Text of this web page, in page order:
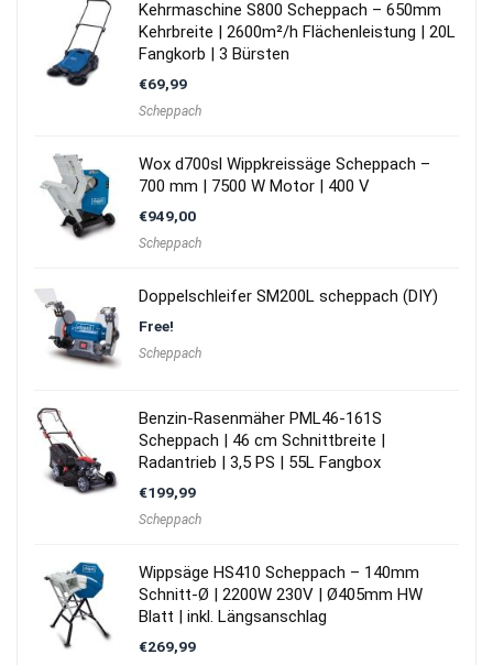
Kehrmaschine S800 Scheppach – 650mm
Kehrbreite | 2600m²/h Flächenleistung | 20L
Fangkorb | 3 Bürsten
€69,99
Scheppach
Wox d700sl Wippkreissäge Scheppach –
700 mm | 7500 W Motor | 400 V
€949,00
Scheppach
Doppelschleifer SM200L scheppach (DIY)
Free!
Scheppach
Benzin-Rasenmäher PML46-161S
Scheppach | 46 cm Schnittbreite |
Radantrieb | 3,5 PS | 55L Fangbox
€199,99
Scheppach
Wippsäge HS410 Scheppach – 140mm
Schnitt-Ø | 2200W 230V | Ø405mm HW
Blatt | inkl. Längsanschlag
€269,99